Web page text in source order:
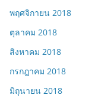
พฤศจิกายน 2018
ตุลาคม 2018
สิงหาคม 2018
กรกฎาคม 2018
มิถุนายน 2018